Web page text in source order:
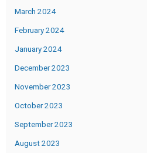
March 2024
February 2024
January 2024
December 2023
November 2023
October 2023
September 2023
August 2023